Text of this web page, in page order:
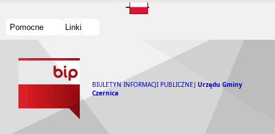
Pomocne Linki
BIULETYN INFORMACJI PUBLICZNEJ Urzędu Gminy
Czernica